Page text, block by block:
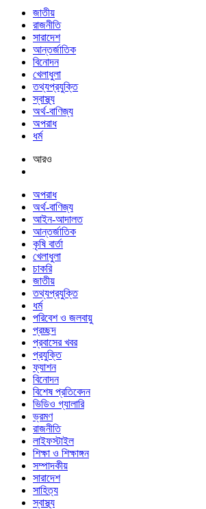
জাতীয়
রাজনীতি
সারাদেশ
আন্তর্জাতিক
বিনোদন
খেলাধুলা
তথ্যপ্রযুক্তি
স্বাস্থ্য
অর্থ-বাণিজ্য
অপরাধ
ধর্ম
আরও
অপরাধ
অর্থ-বাণিজ্য
আইন-আদালত
আন্তর্জাতিক
কৃষি বার্তা
খেলাধুলা
চাকরি
জাতীয়
তথ্যপ্রযুক্তি
ধর্ম
পরিবেশ ও জলবায়ু
প্রচ্ছদ
প্রবাসের খবর
প্রযুক্তি
ফ্যাশন
বিনোদন
বিশেষ প্রতিবেদন
ভিডিও গ্যালারি
ভ্রমণ
রাজনীতি
লাইফস্টাইল
শিক্ষা ও শিক্ষাঙ্গন
সম্পাদকীয়
সারাদেশ
সাহিত্য
স্বাস্থ্য